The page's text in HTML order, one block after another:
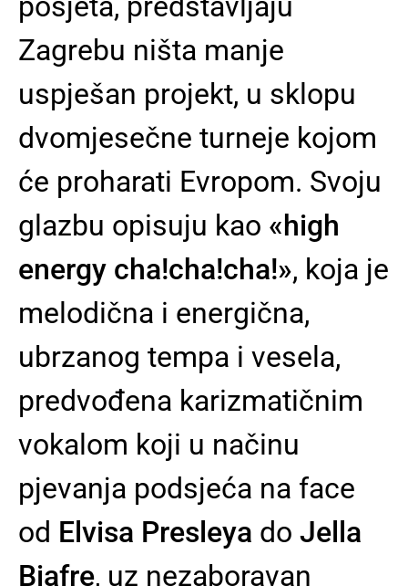
Zagrebu ništa manje
uspješan projekt, u sklopu
dvomjesečne turneje kojom
će proharati Evropom. Svoju
glazbu opisuju kao «high
energy cha!cha!cha!», koja je
melodična i energična,
ubrzanog tempa i vesela,
predvođena karizmatičnim
vokalom koji u načinu
pjevanja podsjeća na face
od Elvisa Presleya do Jella
Biafre, uz nezaboravan